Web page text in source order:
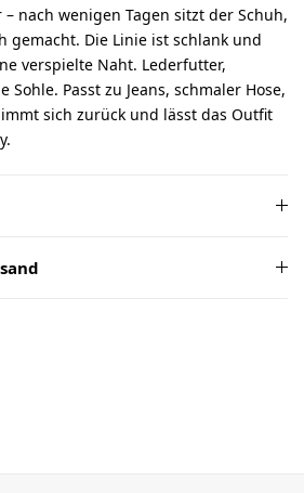
nach wenigen Tagen sitzt der Schuh,
gemacht. Die Linie ist schlank und
verspielte Naht. Lederfutter,
Sohle. Passt zu Jeans, schmaler Hose,
sich zurück und lässt das Outfit